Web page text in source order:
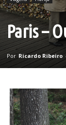
Paris –
Por Ricardo Ribeiro